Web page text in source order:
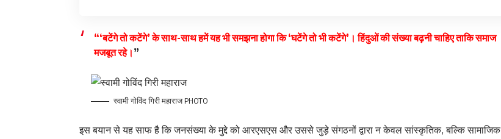
“‘बटेंगे तो कटेंगे’ के साथ-साथ हमें यह भी समझना होगा कि ‘घटेंगे तो भी कटेंगे’। हिंदुओं की संख्या बढ़नी चाहिए ताकि समाज
मजबूत रहे। ”
स्वामी गोविंद गिरी महाराज PHOTO
इस बयान से यह साफ है कि जनसंख्या के मुद्दे को आरएसएस और उससे जुड़े संगठनों द्वारा न केवल सांस्कृतिक, बल्कि सामाजिक